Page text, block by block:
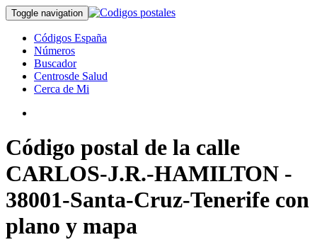
Toggle navigation
Códigos España
Números
Buscador
Centrosde Salud
Cerca de Mi
Código postal de la calle
CARLOS-J.R.-HAMILTON -
38001-Santa-Cruz-Tenerife con
plano y mapa